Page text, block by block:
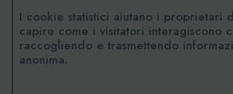
I cookie statistici aiutano i proprietari
capire come i visitatori interagiscono
raccogliendo e trasmettendo
anonima.